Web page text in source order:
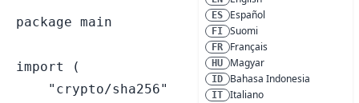
ES Español
FI Suomi
FR Français
HU Magyar
ID Bahasa Indonesia
IT Italiano
package main
import (
    "crypto/sha256"